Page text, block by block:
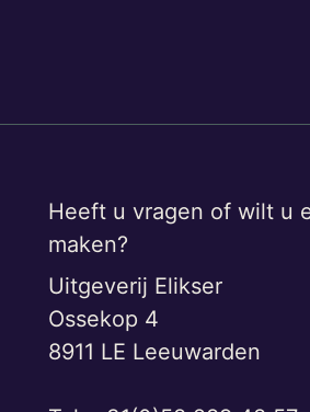
Heeft u vragen of wilt u
maken?
Uitgeverij Elikser
Ossekop 4
8911 LE Leeuwarden